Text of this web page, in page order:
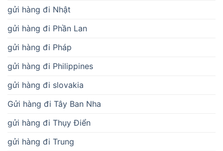
gửi hàng đi Nhật
gửi hàng đi Phần Lan
gửi hàng đi Pháp
gửi hàng đi Philippines
gửi hàng đi slovakia
Gửi hàng đi Tây Ban Nha
gửi hàng đi Thụy Điển
gửi hàng đi Trung